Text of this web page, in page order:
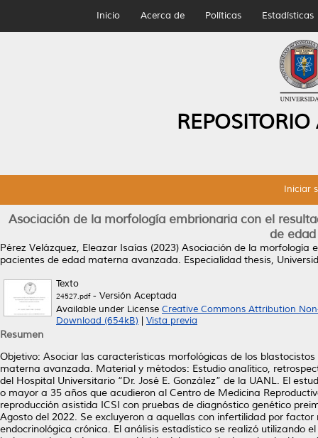
Inicio Acerca de Políticas Estadísticas
Iniciar
Asociación de la morfología embrionaria con el
de
Pérez Velázquez, Eleazar Isaías (2023) Asociación de la morfología
pacientes de edad materna avanzada. Especialidad thesis,
Texto
24527.pdf- Versión Aceptada
Available under License Creative Commons Attribution
Download (654kB)
Vista previa
Resumen
Objetivo: Asociar las características morfológicas de los
materna avanzada. Material y métodos: Estudio analítico,
del Hospital Universitario “Dr. José E. González” de la UANL. El
o mayor a 35 años que acudieron al Centro de Medicina
reproducción asistida ICSI con pruebas de diagnóstico genético
Agosto del 2022. Se excluyeron a aquellas con infertilidad por
endocrinológica crónica. El análisis estadístico se realizó utilizando